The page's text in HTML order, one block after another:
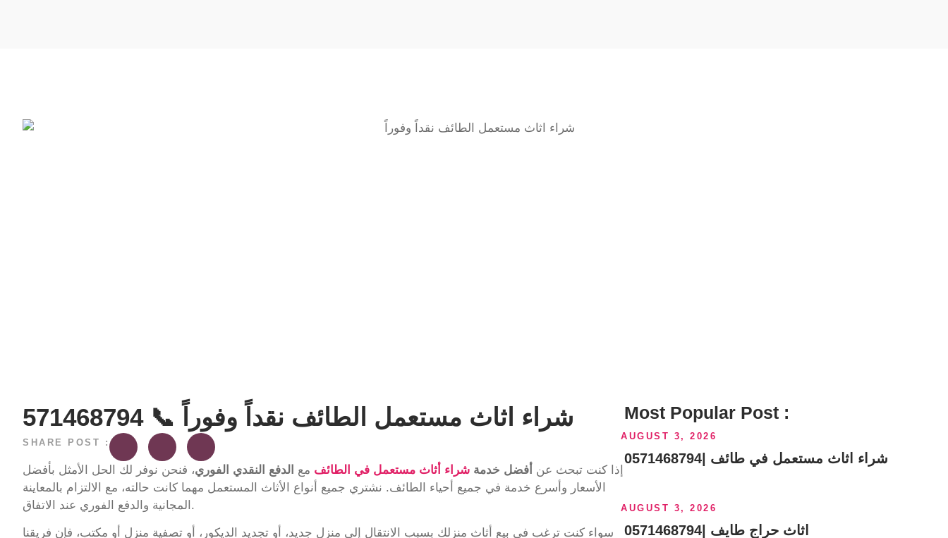
شراء اثاث مستعمل الطائف نقداً وفوراً 📞 571468794
SHARE POST :
إذا كنت تبحث عن أفضل خدمة شراء أثاث مستعمل في الطائف مع الدفع النقدي الفوري، فنحن نوفر لك الحل الأمثل بأفضل
الأسعار وأسرع خدمة في جميع أحياء الطائف. نشتري جميع أنواع الأثاث المستعمل مهما كانت حالته، مع الالتزام بالمعاينة
المجانية والدفع الفوري عند الاتفاق.
سواء كنت ترغب في بيع أثاث منزلك بسبب الانتقال إلى منزل جديد، أو تجديد الديكور، أو تصفية منزل أو مكتب، فإن فريقنا
Most Popular Post :
AUGUST 3, 2026
شراء اثاث مستعمل في طائف |0571468794
AUGUST 3, 2026
اثاث حراج طايف |0571468794